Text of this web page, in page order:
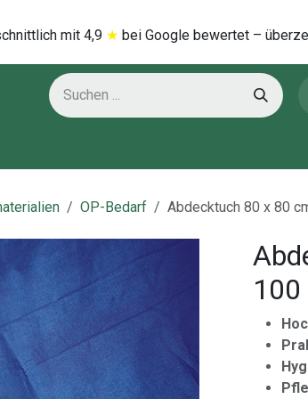
mi​t 4,9 ★ bei Google bewertet –
OP-Bedarf Abdecktuch 80 x 80
100